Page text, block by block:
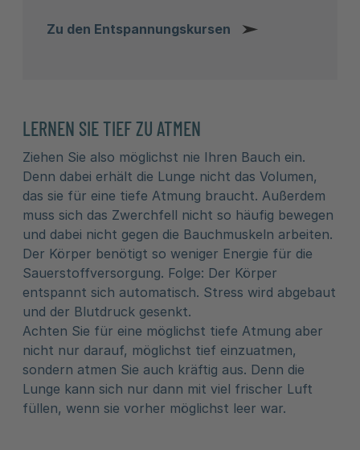
Zu den Entspannungskursen
LERNEN SIE TIEF ZU ATMEN
Ziehen Sie also möglichst nie Ihren Bauch ein.
Denn dabei erhält die Lunge nicht das Volumen,
das sie für eine tiefe Atmung braucht. Außerdem
muss sich das Zwerchfell nicht so häufig bewegen
und dabei nicht gegen die Bauchmuskeln arbeiten.
Der Körper benötigt so weniger Energie für die
Sauerstoffversorgung. Folge: Der Körper
entspannt sich automatisch. Stress wird abgebaut
und der Blutdruck gesenkt.
Achten Sie für eine möglichst tiefe Atmung aber
nicht nur darauf, möglichst tief einzuatmen,
sondern atmen Sie auch kräftig aus. Denn die
Lunge kann sich nur dann mit viel frischer Luft
füllen, wenn sie vorher möglichst leer war.